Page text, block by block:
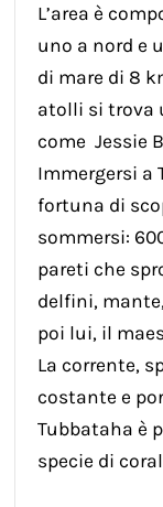
L’area è
uno a nord e
di mare di 8
atolli si trova
come Jessie
Immergersi a
fortuna di
sommersi:
pareti che
delfini,
poi lui, il
La corrente,
costante e
Tubbataha è
specie di